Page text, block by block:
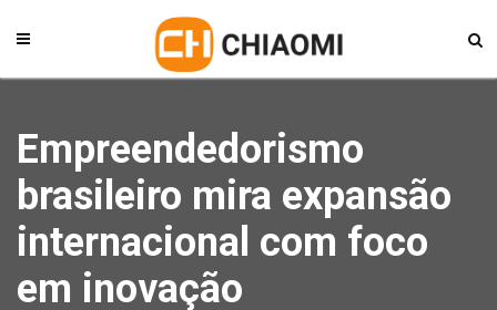
Empreendedorismo
brasileiro mira expansão
internacional com foco
em inovação